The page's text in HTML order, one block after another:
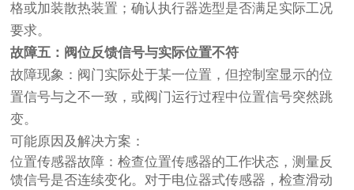
格或加装散热装置；确认执行器选型是否满足实际工况
要求。
故障五：阀位反馈信号与实际位置不符
故障现象：阀门实际处于某一位置，但控制室显示的位
置信号与之不一致，或阀门运行过程中位置信号突然跳
变。
可能原因及解决方案：
位置传感器故障：检查位置传感器的工作状态，测量反
馈信号是否连续变化。对于电位器式传感器，检查滑动